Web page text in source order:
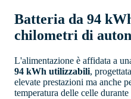
Batteria da 94
chilometri di
L'alimentazione è affidata a
94 kWh utilizzabili,
elevate prestazioni ma anche
temperatura delle celle